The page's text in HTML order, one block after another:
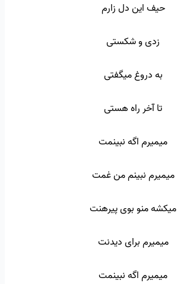
حیف این دل زارم
زدی و شکستی
به دروغ میگفتی
تا آخر راه هستی
میمیرم اگه نبینمت
میمیرم نبینم من غمت
میکشه منو بوی پیرهنت
میمیرم برای دیدنت
میمیرم اگه نبینمت